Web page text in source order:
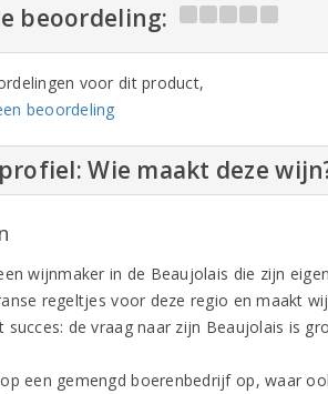
beoordeling:
voor dit product,
beoordeling
Wie maakt deze
wijnmaker in de Beaujolais die zijn
regeltjes voor deze regio en maakt
succes: de vraag naar zijn Beaujolais is
op een gemengd boerenbedrijf op, waar